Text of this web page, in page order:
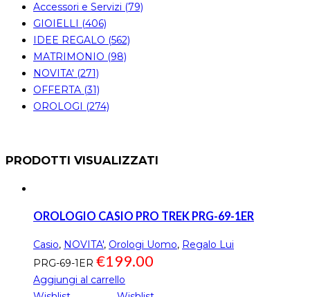
Accessori e Servizi (79)
GIOIELLI (406)
IDEE REGALO (562)
MATRIMONIO (98)
NOVITA' (271)
OFFERTA (31)
OROLOGI (274)
PRODOTTI VISUALIZZATI
OROLOGIO CASIO PRO TREK PRG-69-1ER
Casio, NOVITA', Orologi Uomo, Regalo Lui
PRG-69-1ER €199.00
Aggiungi al carrello